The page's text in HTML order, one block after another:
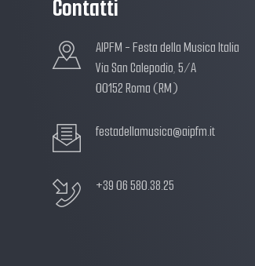
Contatti
AIPFM - Festa della Musica Italia
Via San Calepodio, 5/A
00152 Roma (RM)
festadellamusica@aipfm.it
+39 06 580.38.25